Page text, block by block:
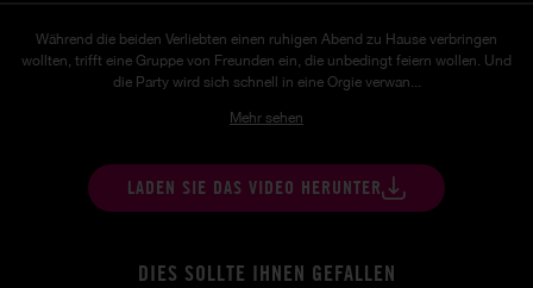
Während die beiden Verliebten einen ruhigen Abend zu Hause verbringen
wollten, trifft eine Gruppe von Freunden ein, die unbedingt feiern wollen. Und
die Party wird sich schnell in eine Orgie verwan...
Mehr sehen
LADEN SIE DAS VIDEO HERUNTER
DIES SOLLTE IHNEN GEFALLEN